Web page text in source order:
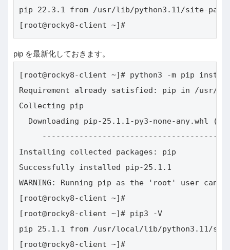
pip 22.3.1 from /usr/lib/python3.11/site-
[root@rocky8-client ~]#
pip を最新化しておきます。
[root@rocky8-client ~]# python3 -m pip
Requirement already satisfied: pip in /usr/
Collecting pip
Downloading pip-25.1.1-py3-none-any.whl
Installing collected packages: pip
Successfully installed pip-25.1.1
WARNING: Running pip as the 'root' user
[root@rocky8-client ~]#
[root@rocky8-client ~]# pip3 -V
pip 25.1.1 from /usr/local/lib/python3.11/
[root@rocky8-client ~]#